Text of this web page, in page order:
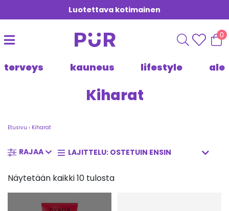
Luotettava kotimainen
0
terveys kauneus lifestyle ale
Kiharat
Etusivu › Kiharat
RAJAA
Näytetään kaikki 10 tulosta